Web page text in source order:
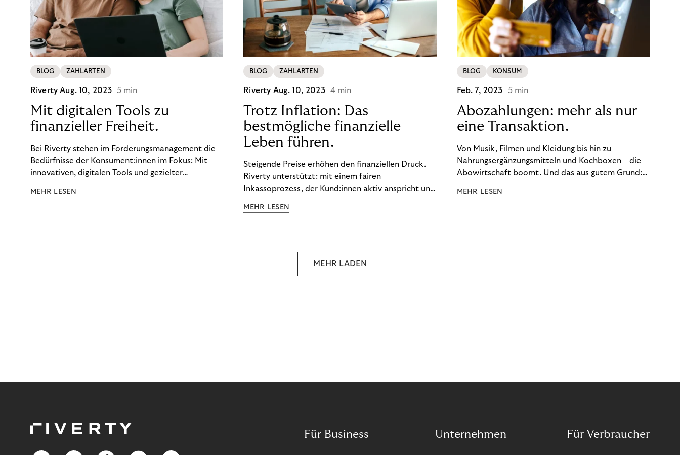
BLOG ZAHLARTEN
RivertyAug. 10, 2023 5 min
Mit digitalen Tools zu
finanzieller Freiheit.
Bei Riverty stehen im Forderungsmanagement die
Bedürfnisse der Konsument:innen im Fokus: Mit
innovativen, digitalen Tools und gezielter
ein Leben in finanzieller Freiheit zu führen. So
MEHR LESEN
BLOG ZAHLARTEN
Riverty Aug. 10, 2023 4 min
Trotz Inflation: Das
bestmögliche finanzielle
Leben führen.
Steigende Preise erhöhen den finanziellen Druck.
Riverty unterstützt: mit einem fairen
Inkassoprozess, der Kund:innen aktiv anspricht und
Finanzbildung ermöglicht. So bleiben Menschen
MEHR LESEN
BLOG KONSUM
Feb. 7, 2023 5 min
Abozahlungen: mehr als nur
eine Transaktion.
Von Musik, Filmen und Kleidung bis hin zu
Nahrungsergänzungsmitteln und Kochboxen – die
Abowirtschaft boomt. Und das aus gutem Grund:
wünschen. Sie ermöglichen es uns, Produkte und
MEHR LESEN
MEHR LADEN
Für Business Unternehmen Für Verbraucher